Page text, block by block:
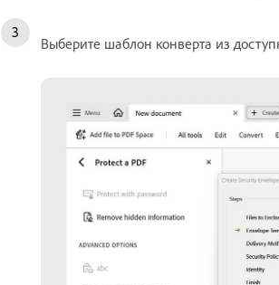
Выберите шаблон конверта из